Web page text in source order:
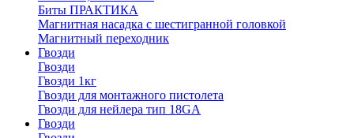
Биты ПРАКТИКА
Магнитная насадка с шестигранной головкой
Магнитный переходник
Гвозди
Гвозди
Гвозди 1кг
Гвозди для монтажного пистолета
Гвозди для нейлера тип 18GA
Гвозди